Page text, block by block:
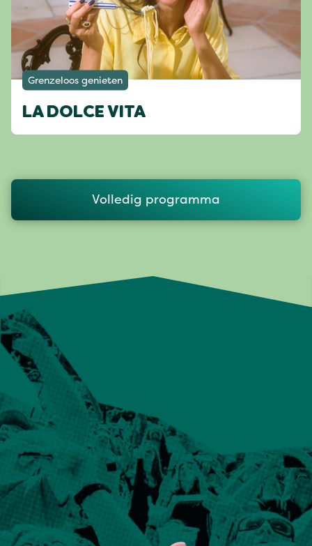
Grenzeloos genieten
LA DOLCE VITA
Volledig programma